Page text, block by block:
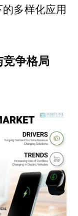
多样化应用
争格局